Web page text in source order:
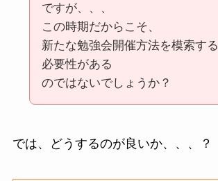
ですが、、、
この時期だからこそ、
新たな勉強会開催方法を模索する
必要性がある
のではないでしょうか？
では、どうするのが良いか、、、？